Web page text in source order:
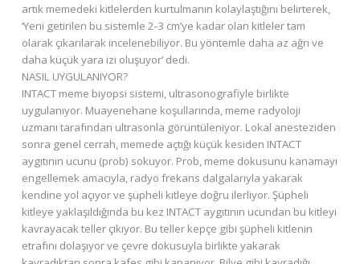
artık memedeki kitlelerden kurtulmanın kolaylaştığını belirterek,
‘Yeni getirilen bu sistemle 2-3 cm’ye kadar olan kitleler tam
olarak çıkarılarak incelenebiliyor. Bu yöntemle daha az ağrı ve
daha küçük yara izi oluşuyor’ dedi.
NASIL UYGULANIYOR?
INTACT meme biyopsi sistemi, ultrasonografiyle birlikte
uygulanıyor. Muayenehane koşullarında, meme radyoloji
uzmanı tarafından ultrasonla görüntüleniyor. Lokal anesteziden
sonra genel cerrah, memede açtığı küçük kesiden INTACT
aygıtının ucunu (prob) sokuyor. Prob, meme dokusunu kanamayı
engellemek amacıyla, radyo frekans dalgalarıyla yakarak
kendine yol açıyor ve şüpheli kitleye doğru ilerliyor. Şüpheli
kitleye yaklaşıldığında bu kez INTACT aygıtının ucundan bu kitleyi
kavrayacak teller çıkıyor. Bu teller kepçe gibi şüpheli kitlenin
etrafını dolaşıyor ve çevre dokusuyla birlikte yakarak